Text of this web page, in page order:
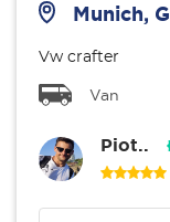
Munich,
Vw crafter
Van
Piot..